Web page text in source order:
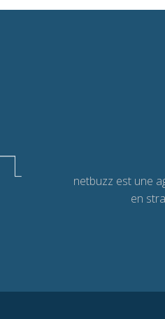
netbuzz est une
en